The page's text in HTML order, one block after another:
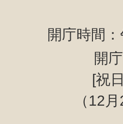
開庁時間
開
[祝
（12